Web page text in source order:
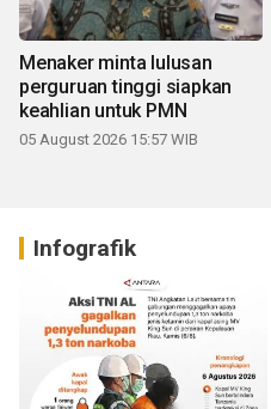
Menaker minta lulusan
perguruan tinggi siapkan
keahlian untuk PMN
05 August 2026 15:57 WIB
Infografik